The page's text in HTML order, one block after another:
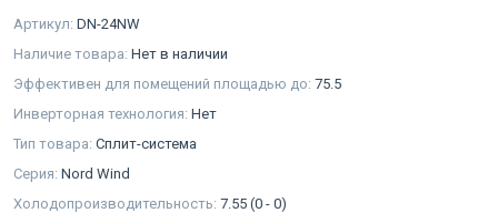
Артикул: DN-24NW
Наличие товара: Нет в наличии
Эффективен для помещений площадью до: 75.5
Инверторная технология: Нет
Тип товара: Сплит-система
Серия: Nord Wind
Холодопроизводительность: 7.55 (0 - 0)